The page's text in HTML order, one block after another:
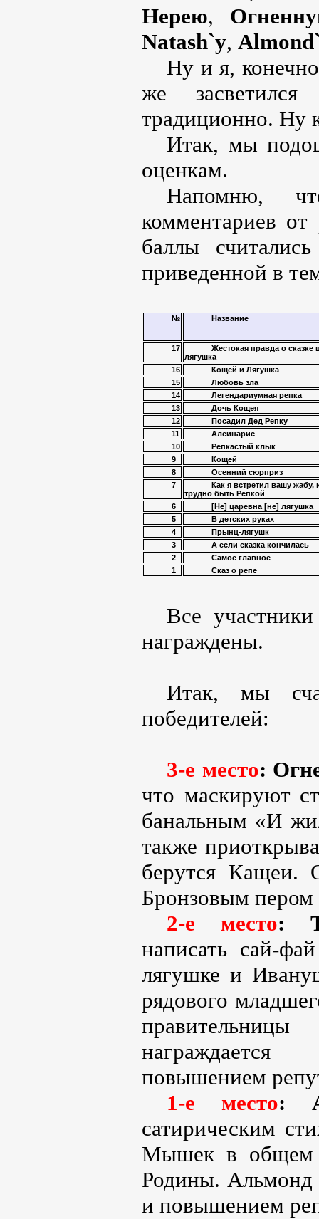
Нерею,
Natash`у,
Ну и я,
же
традиционно. Ну
Итак, мы
оценкам.
Напомню,
комментариев от
баллы
приведенной в
№ Название
17
Жестокая правда о сказке
лягушка
16
Кощей и Лягушка
15
Любовь зла
14
Легендариумная репка
13
Дочь Кощея
12
Посадил Дед Репку
11
Алеинарис
10
Репкастый клык
9
Кощей
8
Осенний сюрприз
7
Как я встретил вашу жабу,
трудно быть Репкой
6
[Не] царевна [не] лягушка
5
В детских руках
4
Прынц-лягушк
3
А если сказка кончилась
2
Самое главное
1
Сказ о репе
Все участники
награждены.
Итак, мы
победителей:
3-е место:
что маскируют
банальным «И
также
берутся Кащеи.
Бронзовым
2-е место:
написать сай-
лягушке и
рядового
повышением
1-е место:
сатирическим
Мышек в общем
Родины. Альмонд
и повышением